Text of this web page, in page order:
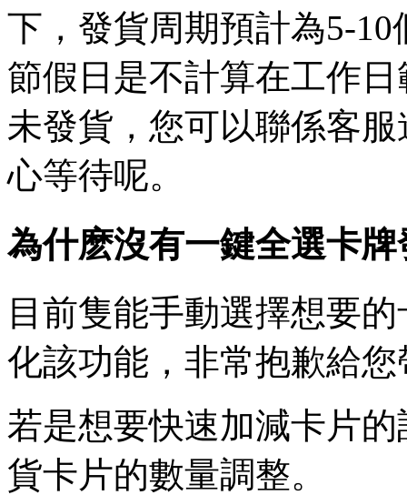
下，發貨周期預計為5-
節假日是不計算在工作
未發貨，您可以聯係客
心等待呢。
為什麽沒有一鍵全選卡牌
目前隻能手動選擇想要
化該功能，非常抱歉給
若是想要快速加減卡片的
貨卡片的數量調整。